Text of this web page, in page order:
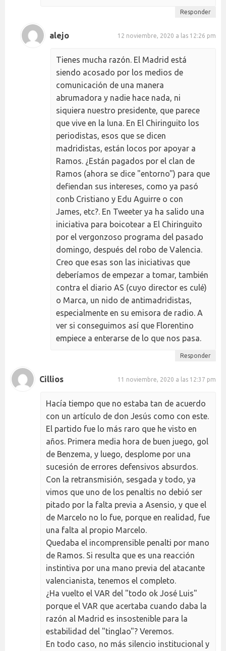
Responder
alejo 12 noviembre, 2020 a las 12:26 pm
Tienes mucha razón. El Madrid está
siendo acosado por los medios de
comunicación de una manera
abrumadora y nadie hace nada, ni
siquiera nuestro presidente, que parece
que vive en la luna. En El Chiringuito los
periodistas, esos que se dicen
madridistas, están locos por apoyar a
Ramos. ¿Están pagados por el clan de
Ramos (ahora se dice "entorno") para que
defiendan sus intereses, como ya pasó
conb Cristiano y Edu Aguirre o con
James, etc?. En Tweeter ya ha salido una
iniciativa para boicotear a El Chiringuito
por el vergonzoso programa del pasado
domingo, después del robo de Valencia.
Creo que esas son las iniciativas que
deberíamos de empezar a tomar, también
contra el diario AS (cuyo director es culé)
o Marca, un nido de antimadridistas,
especialmente en su emisora de radio. A
ver si conseguimos así que Florentino
empiece a enterarse de lo que nos pasa.
Responder
Cillios 11 noviembre, 2020 a las 12:37 pm
Hacía tiempo que no estaba tan de acuerdo
con un artículo de don Jesús como con este.
El partido fue lo más raro que he visto en
años. Primera media hora de buen juego, gol
de Benzema, y luego, desplome por una
sucesión de errores defensivos absurdos.
Con la retransmisión, sesgada y todo, ya
vimos que uno de los penaltis no debió ser
pitado por la falta previa a Asensio, y que el
de Marcelo no lo fue, porque en realidad, fue
una falta al propio Marcelo.
Quedaba el incomprensible penalti por mano
de Ramos. Si resulta que es una reacción
instintiva por una mano previa del atacante
valencianista, tenemos el completo.
¿Ha vuelto el VAR del "todo ok José Luis"
porque el VAR que acertaba cuando daba la
razón al Madrid es insostenible para la
estabilidad del "tinglao"? Veremos.
En todo caso, no más silencio institucional y